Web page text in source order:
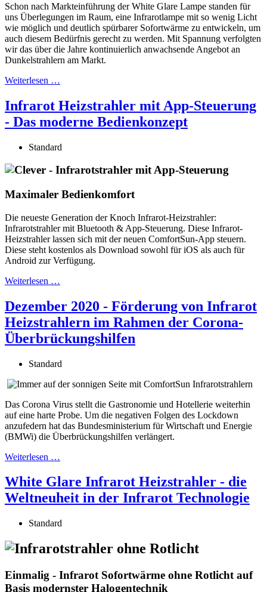
Schon nach Markteinführung der White Glare Lampe standen für
uns Überlegungen im Raum, eine Infrarotlampe mit so wenig Licht
wie möglich und deutlich spürbarer Sofortwärme zu entwickeln, um
auch diesem Bedürfnis gerecht zu werden. Mit Spannung verfolgten
wir das über die Jahre kontinuierlich anwachsende Angebot an
Dunkelstrahlern am Markt.
Weiterlesen …
Infrarot Heizstrahler mit App-Steuerung
- Das moderne Bedienkonzept
Standard
Maximaler Bedienkomfort
Die neueste Generation der Knoch Infrarot-Heizstrahler:
Infrarotstrahler mit Bluetooth & App-Steuerung. Diese Infrarot-
Heizstrahler lassen sich mit der neuen ComfortSun-App steuern.
Diese steht kostenlos als Download sowohl für iOS als auch für
Android zur Verfügung.
Weiterlesen …
Dezember 2020 - Förderung von Infrarot
Heizstrahlern im Rahmen der Corona-
Überbrückungshilfen
Standard
Das Corona Virus stellt die Gastronomie und Hotellerie weiterhin
auf eine harte Probe. Um die negativen Folgen des Lockdown
anzufedern hat das Bundesministerium für Wirtschaft und Energie
(BMWi) die Überbrückungshilfen verlängert.
Weiterlesen …
White Glare Infrarot Heizstrahler - die
Weltneuheit in der Infrarot Technologie
Standard
Einmalig - Infrarot Sofortwärme ohne Rotlicht auf
Basis modernster Halogentechnik